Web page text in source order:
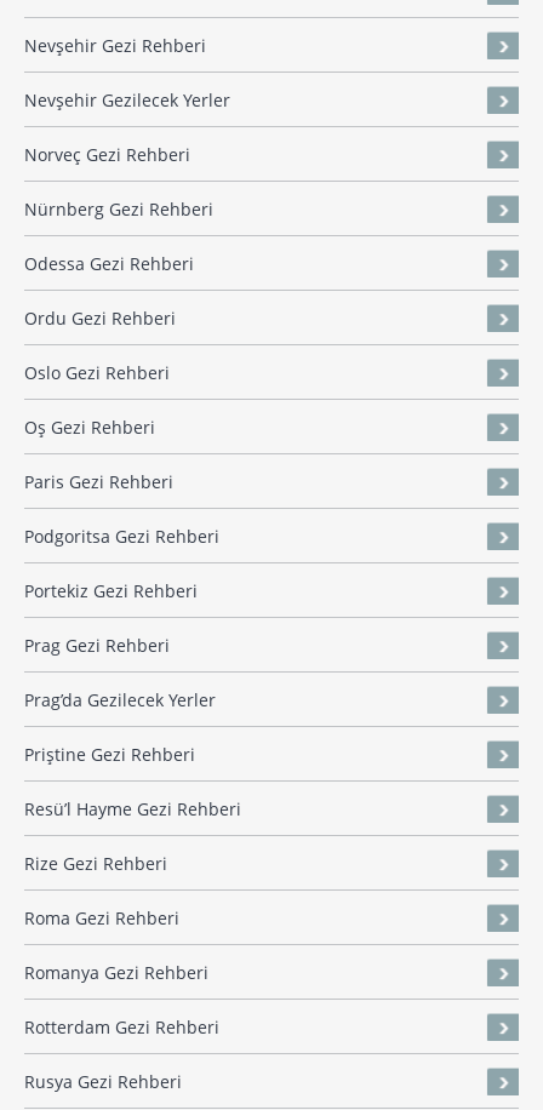
Nevşehir Gezi Rehberi
Nevşehir Gezilecek Yerler
Norveç Gezi Rehberi
Nürnberg Gezi Rehberi
Odessa Gezi Rehberi
Ordu Gezi Rehberi
Oslo Gezi Rehberi
Oş Gezi Rehberi
Paris Gezi Rehberi
Podgoritsa Gezi Rehberi
Portekiz Gezi Rehberi
Prag Gezi Rehberi
Prag’da Gezilecek Yerler
Priştine Gezi Rehberi
Resü’l Hayme Gezi Rehberi
Rize Gezi Rehberi
Roma Gezi Rehberi
Romanya Gezi Rehberi
Rotterdam Gezi Rehberi
Rusya Gezi Rehberi